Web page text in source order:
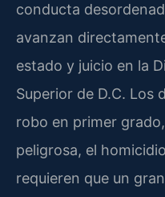
conducta
avanzan
estado y juicio en la
Superior de D.C.
robo en primer
peligrosa, el
requieren que un